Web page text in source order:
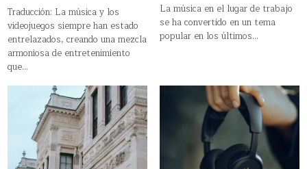
Traducción: La música y los
videojuegos siempre han estado
entrelazados, creando una mezcla
armoniosa de entretenimiento
que…
La música en el lugar de trabajo
se ha convertido en un tema
popular en los últimos…